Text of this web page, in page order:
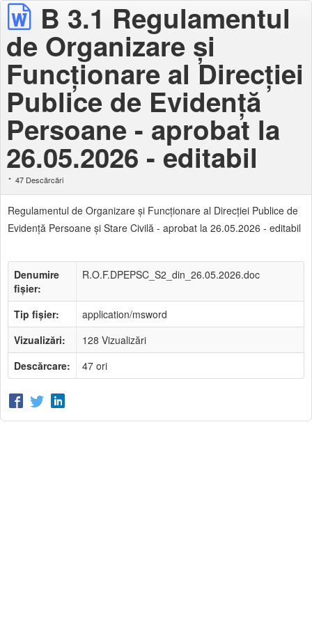
B 3.1 Regulamentul
de Organizare şi
Funcţionare al Direcţiei
Publice de Evidență
Persoane - aprobat la
26.05.2026 - editabil
47 Descărcări
Regulamentul de Organizare şi Funcţionare al Direcţiei Publice de
Evidență Persoane şi Stare Civilă - aprobat la 26.05.2026 - editabil
Denumire
fișier:
R.O.F.DPEPSC_S2_din_26.05.2026.doc
Tip fișier:
application/msword
Vizualizări:
128 Vizualizări
Descărcare:
47 ori